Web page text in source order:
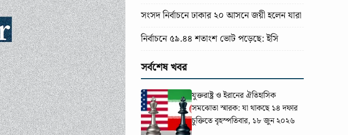
সংসদ নির্বাচনে ঢাকার ২০ আসনে জয়ী হলেন যারা
নির্বাচনে ৫৯.৪৪ শতাংশ ভোট পড়েছে: ইসি
সর্বশেষ খবর
যুক্তরাষ্ট্র ও ইরানের ঐতিহাসিক
সমঝোতা স্মারক: যা থাকছে ১৪ দফার
চুক্তিতেবৃহস্পতিবার, ১৮ জুন ২০২৬